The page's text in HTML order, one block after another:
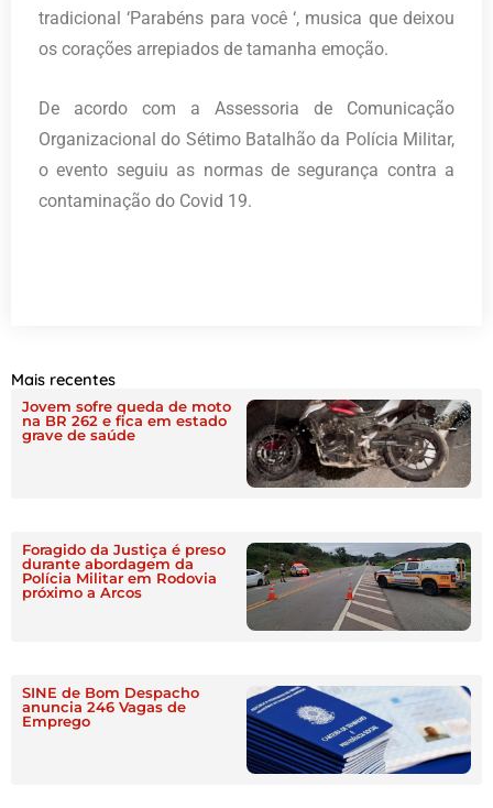
tradicional ‘Parabéns para você ‘, musica que deixou
os corações arrepiados de tamanha emoção.
De acordo com a Assessoria de Comunicação
Organizacional do Sétimo Batalhão da Polícia Militar,
o evento seguiu as normas de segurança contra a
contaminação do Covid 19.
Mais recentes
Jovem sofre queda de moto
na BR 262 e fica em estado
grave de saúde
Foragido da Justiça é preso
durante abordagem da
Polícia Militar em Rodovia
próximo a Arcos
SINE de Bom Despacho
anuncia 246 Vagas de
Emprego